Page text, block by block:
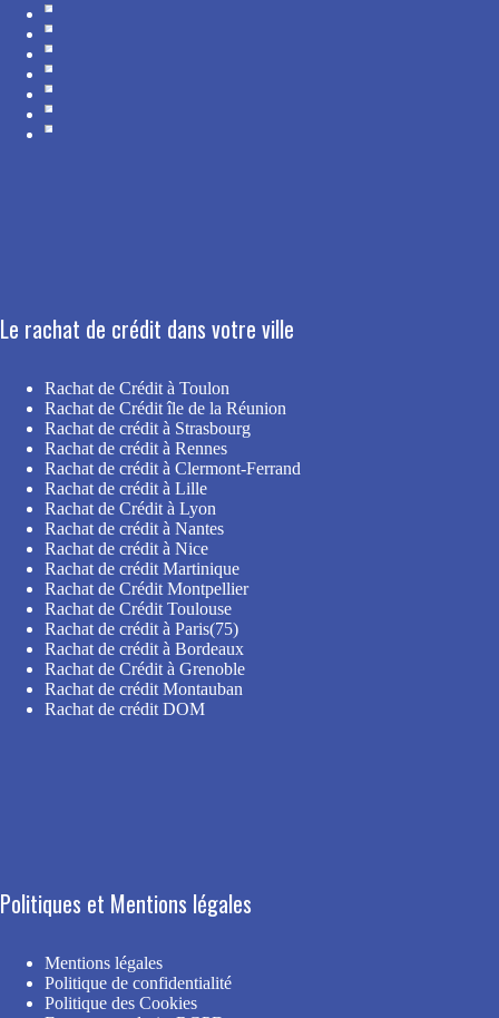
Le rachat de crédit dans votre ville
Rachat de Crédit à Toulon
Rachat de Crédit île de la Réunion
Rachat de crédit à Strasbourg
Rachat de crédit à Rennes
Rachat de crédit à Clermont-Ferrand
Rachat de crédit à Lille
Rachat de Crédit à Lyon
Rachat de crédit à Nantes
Rachat de crédit à Nice
Rachat de crédit Martinique
Rachat de Crédit Montpellier
Rachat de Crédit Toulouse
Rachat de crédit à Paris(75)
Rachat de crédit à Bordeaux
Rachat de Crédit à Grenoble
Rachat de crédit Montauban
Rachat de crédit DOM
Politiques et Mentions légales
Mentions légales
Politique de confidentialité
Politique des Cookies